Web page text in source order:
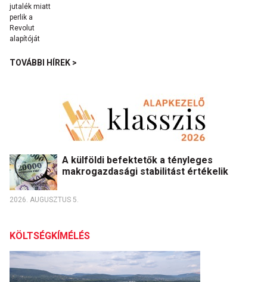
TOVÁBBI HÍREK >
A külföldi befektetők a tényleges
makrogazdasági stabilitást értékelik
2026. AUGUSZTUS 5.
KÖLTSÉGKÍMÉLÉS